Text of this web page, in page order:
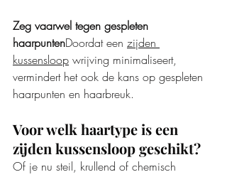
Zeg vaarwel tegen gespleten
haarpuntenDoordat een zijden
kussensloop wrijving minimaliseert,
vermindert het ook de kans op gespleten
haarpunten en haarbreuk.
Voor welk haartype is een
zijden kussensloop geschikt?
Of je nu steil, krullend of chemisch